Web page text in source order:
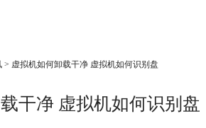
> 虚拟机如何卸载干净 虚拟机如何识别盘
干净 虚拟机如何识别盘